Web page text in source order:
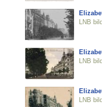
LNB
LNB
LNB